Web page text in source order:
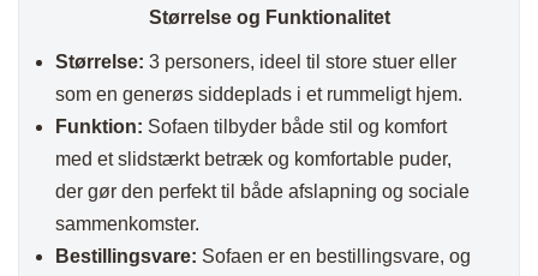
Størrelse og Funktionalitet
Størrelse: 3 personers, ideel til store stuer eller
som en generøs siddeplads i et rummeligt hjem.
Funktion: Sofaen tilbyder både stil og komfort
med et slidstærkt betræk og komfortable puder,
der gør den perfekt til både afslapning og sociale
sammenkomster.
Bestillingsvare: Sofaen er en bestillingsvare, og